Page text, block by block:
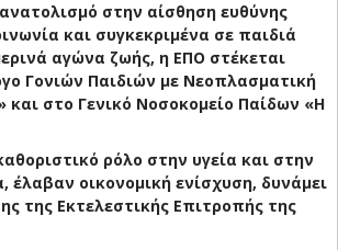
στην αίσθηση ευθύνης
και συγκεκριμένα σε παιδιά
αγώνα ζωής, η ΕΠΟ στέκεται
Γονιών Παιδιών με Νεοπλασματική
και στο Γενικό Νοσοκομείο Παίδων «Η
ρόλο στην υγεία και στην
έλαβαν οικονομική ενίσχυση, δυνάμει
της Εκτελεστικής Επιτροπής της